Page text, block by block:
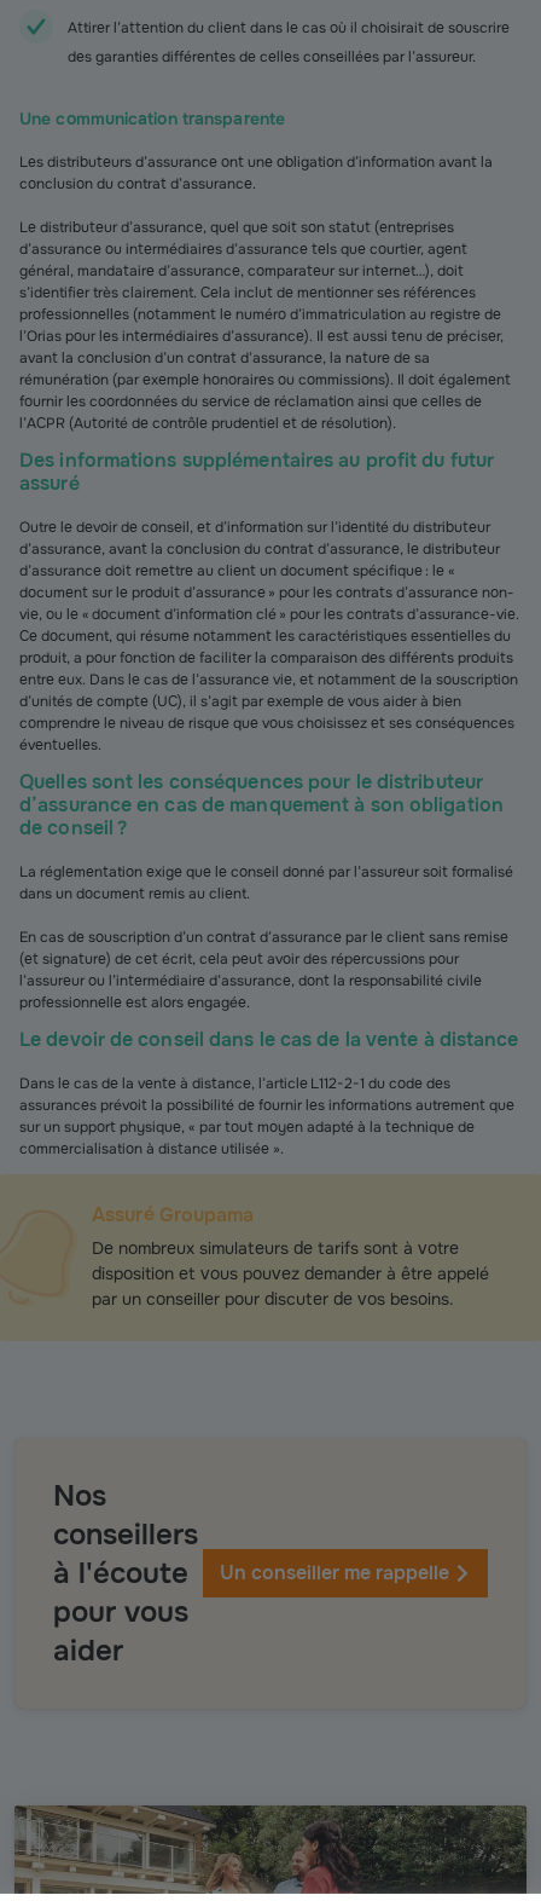
Attirer l’attention du client dans le cas où il choisirait de souscrire
des garanties différentes de celles conseillées par l’assureur.
Une communication transparente
Les distributeurs d’assurance ont une obligation d’information avant la
conclusion du contrat d’assurance.
Le distributeur d’assurance, quel que soit son statut (entreprises
d’assurance ou intermédiaires d’assurance tels que courtier, agent
général, mandataire d’assurance, comparateur sur internet…), doit
s’identifier très clairement. Cela inclut de mentionner ses références
professionnelles (notamment le numéro d’immatriculation au registre de
l’Orias pour les intermédiaires d’assurance). Il est aussi tenu de préciser,
avant la conclusion d’un contrat d’assurance, la nature de sa
rémunération (par exemple honoraires ou commissions). Il doit également
fournir les coordonnées du service de réclamation ainsi que celles de
l’ACPR (Autorité de contrôle prudentiel et de résolution).
Des informations supplémentaires au profit du futur
assuré
Outre le devoir de conseil, et d’information sur l’identité du distributeur
d’assurance, avant la conclusion du contrat d’assurance, le distributeur
d’assurance doit remettre au client un document spécifique : le «
document sur le produit d’assurance » pour les contrats d’assurance non-
vie, ou le « document d’information clé » pour les contrats d’assurance-vie.
Ce document, qui résume notamment les caractéristiques essentielles du
produit, a pour fonction de faciliter la comparaison des différents produits
entre eux. Dans le cas de l’assurance vie, et notamment de la souscription
d’unités de compte (UC), il s’agit par exemple de vous aider à bien
comprendre le niveau de risque que vous choisissez et ses conséquences
éventuelles.
Quelles sont les conséquences pour le distributeur
d’assurance en cas de manquement à son obligation
de conseil ?
La réglementation exige que le conseil donné par l’assureur soit formalisé
dans un document remis au client.
En cas de souscription d’un contrat d’assurance par le client sans remise
(et signature) de cet écrit, cela peut avoir des répercussions pour
l’assureur ou l’intermédiaire d’assurance, dont la responsabilité civile
professionnelle est alors engagée.
Le devoir de conseil dans le cas de la vente à distance
Dans le cas de la vente à distance, l’article L112-2-1 du code des
assurances prévoit la possibilité de fournir les informations autrement que
sur un support physique, « par tout moyen adapté à la technique de
commercialisation à distance utilisée ».
Assuré Groupama
De nombreux simulateurs de tarifs sont à votre
disposition et vous pouvez demander à être appelé
par un conseiller pour discuter de vos besoins.
Nos
conseillers
à l'écoute
pour vous
aider
Un conseiller me rappelle